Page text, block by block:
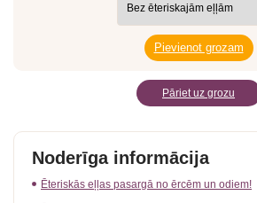
Pāriet uz grozu
Noderīga informācija
Ēteriskās eļļas pasargā no ērcēm un odiem!